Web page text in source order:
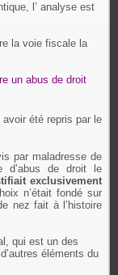
l’ analyse est
la voie fiscale la
un abus de droit
été repris par le
par maladresse de
d’abus de droit le
exclusivement
n’était fondé sur
nez fait à l’histoire
qui est un des
éléments du